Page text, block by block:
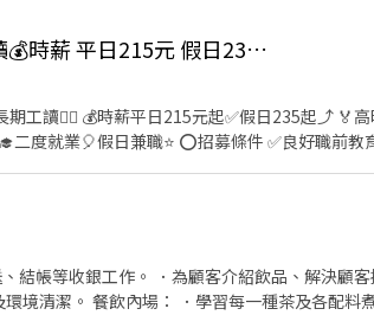
👍 【壽司郎💥三重店】🔥長期工讀💰時薪 平日215元 假日235元 🎉學生打工
工讀🙆‍♀️ 💰時薪平日215元起✅️假日235起⤴️ 🏅
✅️良好職前教育訓練，無經驗者也可以加
等。 ▪內場🍣 商品進貨、準備、整理→餐點
整頓、環境清洗......等。 ✨在職教育訓練完善，
獎金！ ▪一年4次考核及調薪！ ▪加班費5分鐘
保障 ①加班費(以5分鐘為單位計算) ②勞保、健
⑥員工用餐折扣 ⑦提供員工制服 ⑧任職一年後
結帳等收銀工作。 ．為顧客介紹飲品、解決顧
境清潔。 餐飲內場： ．學習每一種茶及各配料